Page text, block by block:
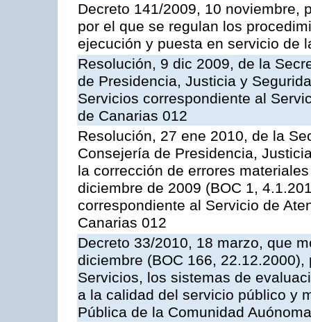
Decreto 141/2009, 10 noviembre,
por el que se regulan los
ejecución y puesta en servicio de
Resolución, 9 dic 2009, de la
de Presidencia, Justicia y
Servicios correspondiente al
de Canarias 012
Resolución, 27 ene 2010, de la
Consejería de Presidencia,
la corrección de errores
diciembre de 2009 (BOC 1,
correspondiente al Servicio de
Canarias 012
Decreto 33/2010, 18 marzo, que
diciembre (BOC 166,
Servicios, los sistemas de
a la calidad del servicio público y
Pública de la Comunidad